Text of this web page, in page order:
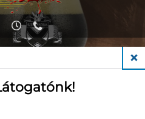
/ SÖRÖK